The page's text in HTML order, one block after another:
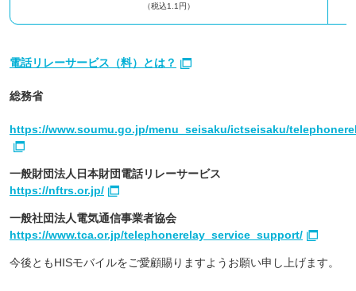
（税込1.1円）
電話リレーサービス（料）とは？
総務省
https://www.soumu.go.jp/menu_seisaku/ictseisaku/
一般財団法人日本財団電話リレーサービス
https://nftrs.or.jp/
一般社団法人電気通信事業者協会
https://www.tca.or.jp/telephonerelay_service_support/
今後ともHISモバイルをご愛顧賜りますようお願い申し上げます。